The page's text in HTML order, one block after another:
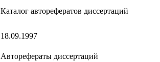
Каталог авторефератов диссертаций
18.09.1997
Авторефераты диссертаций